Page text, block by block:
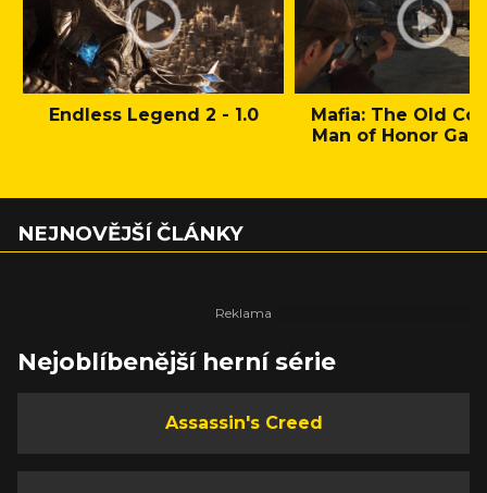
Endless Legend 2 - 1.0
Mafia: The Old
Man of Honor
NEJNOVĚJŠÍ ČLÁNKY
Nejoblíbenější herní série
Assassin's Creed